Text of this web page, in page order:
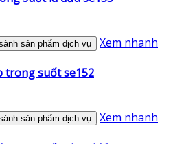
sản phẩm dịch vụ Xem nhanh
trong suốt se152
sản phẩm dịch vụ Xem nhanh